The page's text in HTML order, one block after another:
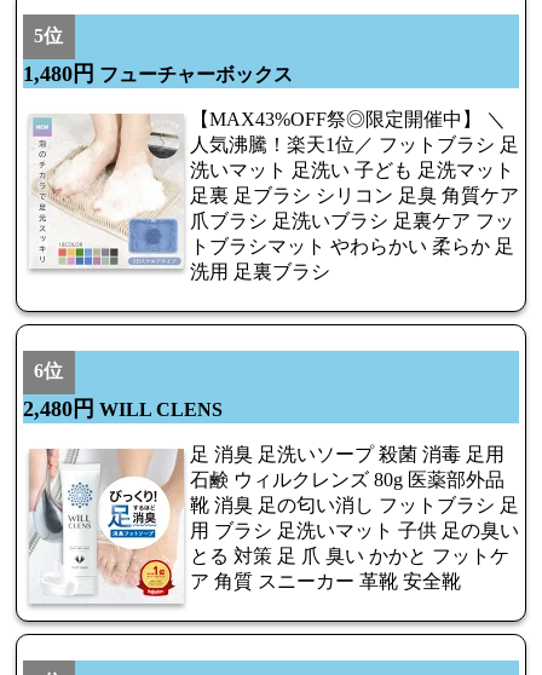
5位
1,480円 フューチャーボックス
【MAX43%OFF祭◎限定開催中】 ＼
人気沸騰！楽天1位／ フットブラシ 足
洗いマット 足洗い 子ども 足洗マット
足裏 足ブラシ シリコン 足臭 角質ケア
爪ブラシ 足洗いブラシ 足裏ケア フッ
トブラシマット やわらかい 柔らか 足
洗用 足裏ブラシ
6位
2,480円 WILL CLENS
足 消臭 足洗いソープ 殺菌 消毒 足用
石鹸 ウィルクレンズ 80g 医薬部外品
靴 消臭 足の匂い消し フットブラシ 足
用 ブラシ 足洗いマット 子供 足の臭い
とる 対策 足 爪 臭い かかと フットケ
ア 角質 スニーカー 革靴 安全靴